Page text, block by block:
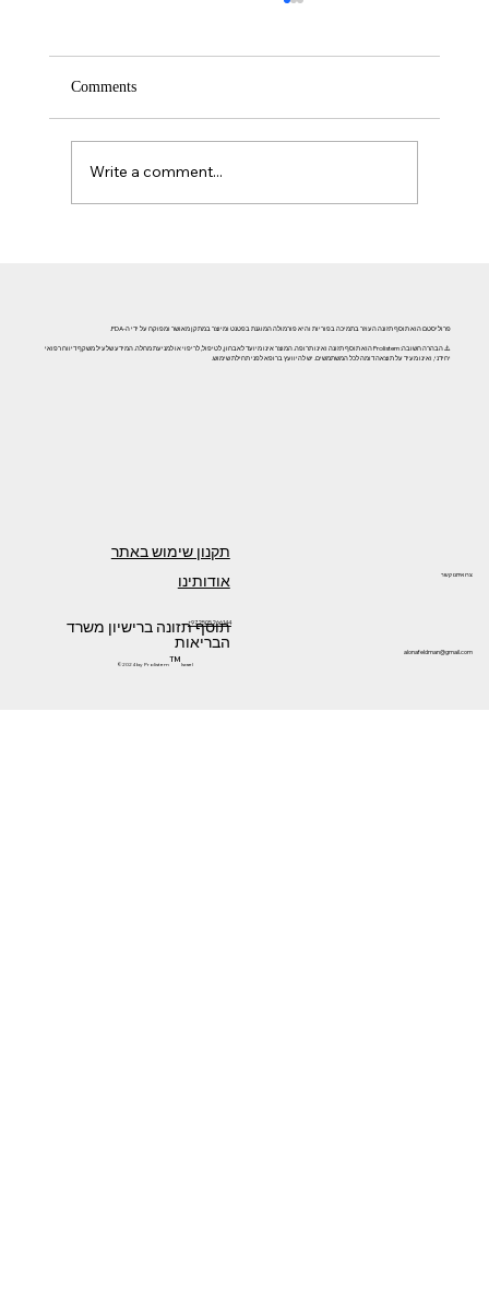
Comments
Write a comment...
©2024 by Prolistem™Israel
פרוליסטם הוא תוסף תזונה העוזר בתמיכה בפוריות והיא פורמולה המוגנת בפטנט ומיוצר במתקן מאושר ומפוקח על ידי ה-FDA.
⚠️ הבהרה חשובה: Prolistem הוא תוסף תזונה ואינו תרופה. המוצר אינו מיועד לאבחון, לטיפול, לריפוי או למניעת מחלה. המידע שלעיל משקף דיווח רפואי
יחידני, ואינו מעיד על תוצאה דומה לכל המשתמשים. יש להיוועץ ברופא לפני תחילת שימוש.
אודותינו
תקנון שימוש באתר
תוסף תזונה ברישיון משרד
הבריאות alonafeldman@gmail.com
צרו איתנו קשר
+972505266144